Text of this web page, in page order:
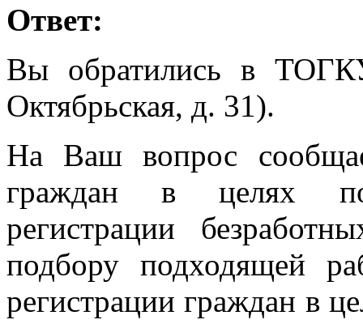
Ответ:
Вы обратились в
Октябрьская, д. 31).
На Ваш вопрос
граждан в целях
регистрации
подбору подходящей
регистрации граждан в